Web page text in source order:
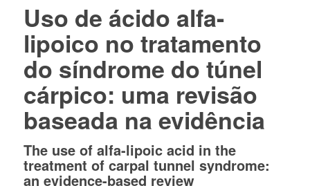
Uso de ácido alfa-
lipoico no tratamento
do síndrome do túnel
cárpico: uma revisão
baseada na evidência
The use of alfa-lipoic acid in the
treatment of carpal tunnel syndrome:
an evidence-based review